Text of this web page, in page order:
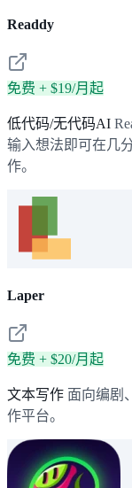
Readdy
免费 + $19/月起
低代码/无代码AI
输入想法即可在几
作。
Laper
免费 + $20/月起
文本写作 面向编剧
作平台。